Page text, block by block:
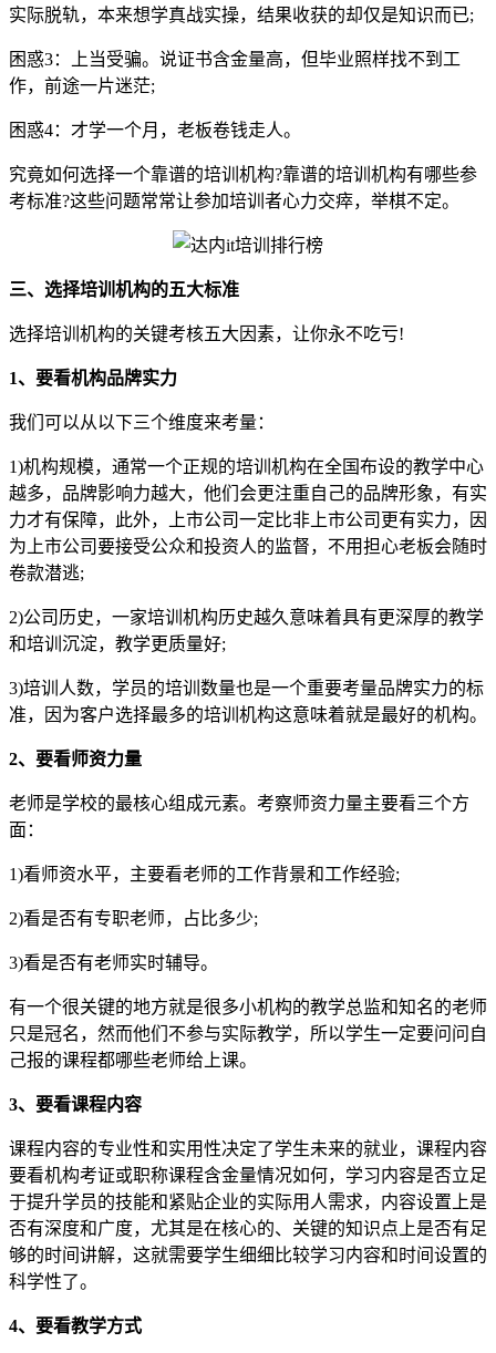
实际脱轨，本来想学真战实操，结果收获的却仅是知识而已;
困惑3：上当受骗。说证书含金量高，但毕业照样找不到工
作，前途一片迷茫;
困惑4：才学一个月，老板卷钱走人。
究竟如何选择一个靠谱的培训机构?靠谱的培训机构有哪些参
考标准?这些问题常常让参加培训者心力交瘁，举棋不定。
三、选择培训机构的五大标准
选择培训机构的关键考核五大因素，让你永不吃亏!
1、要看机构品牌实力
我们可以从以下三个维度来考量：
1)机构规模，通常一个正规的培训机构在全国布设的教学中心
越多，品牌影响力越大，他们会更注重自己的品牌形象，有实
力才有保障，此外，上市公司一定比非上市公司更有实力，因
为上市公司要接受公众和投资人的监督，不用担心老板会随时
卷款潜逃;
2)公司历史，一家培训机构历史越久意味着具有更深厚的教学
和培训沉淀，教学更质量好;
3)培训人数，学员的培训数量也是一个重要考量品牌实力的标
准，因为客户选择最多的培训机构这意味着就是最好的机构。
2、要看师资力量
老师是学校的最核心组成元素。考察师资力量主要看三个方
面：
1)看师资水平，主要看老师的工作背景和工作经验;
2)看是否有专职老师，占比多少;
3)看是否有老师实时辅导。
有一个很关键的地方就是很多小机构的教学总监和知名的老师
只是冠名，然而他们不参与实际教学，所以学生一定要问问自
己报的课程都哪些老师给上课。
3、要看课程内容
课程内容的专业性和实用性决定了学生未来的就业，课程内容
要看机构考证或职称课程含金量情况如何，学习内容是否立足
于提升学员的技能和紧贴企业的实际用人需求，内容设置上是
否有深度和广度，尤其是在核心的、关键的知识点上是否有足
够的时间讲解，这就需要学生细细比较学习内容和时间设置的
科学性了。
4、要看教学方式